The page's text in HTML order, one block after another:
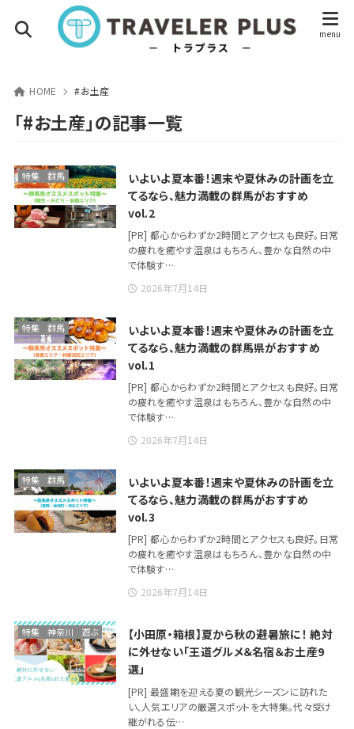
HOME #お土産
「#お土産」の記事一覧
いよいよ夏本番！週末や夏休みの計画を立
てるなら、魅力満載の群馬がおすすめ
vol.2
[PR] 都心からわずか2時間とアクセスも良好。日常
の疲れを癒やす温泉はもちろん、豊かな自然の中
で体験す…
2026年7月14日
特集 群馬
いよいよ夏本番！週末や夏休みの計画を立
てるなら、魅力満載の群馬県がおすすめ
vol.1
[PR] 都心からわずか2時間とアクセスも良好。日常
の疲れを癒やす温泉はもちろん、豊かな自然の中
で体験す…
2026年7月14日
特集 群馬
いよいよ夏本番！週末や夏休みの計画を立
てるなら、魅力満載の群馬がおすすめ
vol.3
[PR] 都心からわずか2時間とアクセスも良好。日常
の疲れを癒やす温泉はもちろん、豊かな自然の中
で体験す…
2026年7月14日
特集 群馬
【小田原・箱根】夏から秋の避暑旅に！ 絶対
に外せない「王道グルメ＆名宿＆お土産9
選」
[PR] 最盛期を迎える夏の観光シーズンに訪れた
い、人気エリアの厳選スポットを大特集。代々受け
継がれる伝…
特集 神奈川 遊ぶ